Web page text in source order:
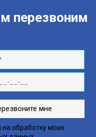
перезвоним
на обработку моих